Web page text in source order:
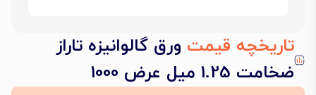
تاریخچه قیمت ورق گالوانیزه تاراز
ضخامت 1.25 میل عرض 1000